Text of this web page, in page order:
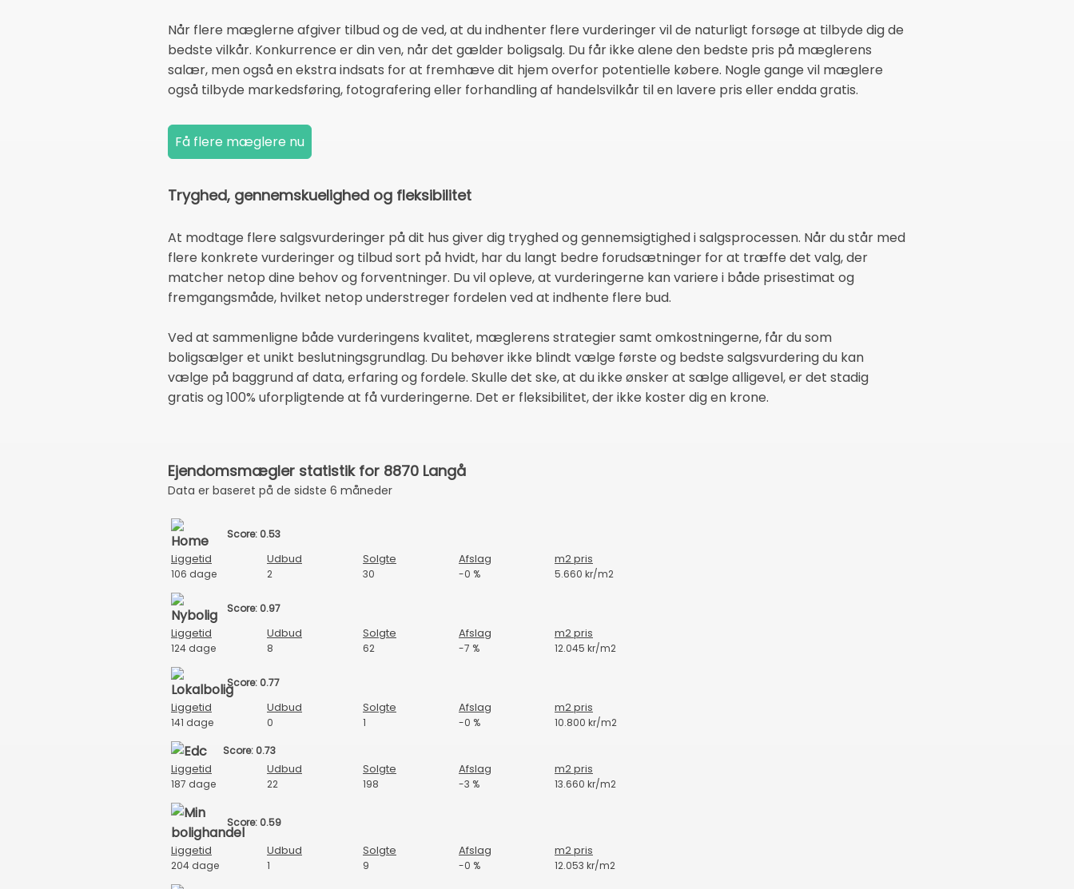
Når flere mæglerne afgiver tilbud og de ved, at du indhenter flere vurderinger vil de naturligt forsøge at tilbyde dig de
bedste vilkår. Konkurrence er din ven, når det gælder boligsalg. Du får ikke alene den bedste pris på mæglerens
salær, men også en ekstra indsats for at fremhæve dit hjem overfor potentielle købere. Nogle gange vil mæglere
også tilbyde markedsføring, fotografering eller forhandling af handelsvilkår til en lavere pris eller endda gratis.
Tryghed, gennemskuelighed og fleksibilitet
At modtage flere salgsvurderinger på dit hus giver dig tryghed og gennemsigtighed i salgsprocessen. Når du står med
flere konkrete vurderinger og tilbud sort på hvidt, har du langt bedre forudsætninger for at træffe det valg, der
matcher netop dine behov og forventninger. Du vil opleve, at vurderingerne kan variere i både prisestimat og
fremgangsmåde, hvilket netop understreger fordelen ved at indhente flere bud.
Ved at sammenligne både vurderingens kvalitet, mæglerens strategier samt omkostningerne, får du som
boligsælger et unikt beslutningsgrundlag. Du behøver ikke blindt vælge første og bedste salgsvurdering du kan
vælge på baggrund af data, erfaring og fordele. Skulle det ske, at du ikke ønsker at sælge alligevel, er det stadig
gratis og 100% uforpligtende at få vurderingerne. Det er fleksibilitet, der ikke koster dig en krone.
Ejendomsmægler statistik for 8870 Langå
Data er baseret på de sidste 6 måneder
Score: 0.53
Liggetid Udbud Solgte Afslag m2 pris
106 dage 2 30 -0 % 5.660 kr/m2
Score: 0.97
Liggetid Udbud Solgte Afslag m2 pris
124 dage 8 62 -7 % 12.045 kr/m2
Score: 0.77
Liggetid Udbud Solgte Afslag m2 pris
141 dage 0 1 -0 % 10.800 kr/m2
Score: 0.73
Liggetid Udbud Solgte Afslag m2 pris
187 dage 22 198 -3 % 13.660 kr/m2
Score: 0.59
Liggetid Udbud Solgte Afslag m2 pris
204 dage 1 9 -0 % 12.053 kr/m2